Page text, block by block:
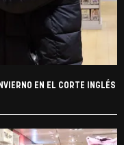
EN EL CORTE INGLÉS